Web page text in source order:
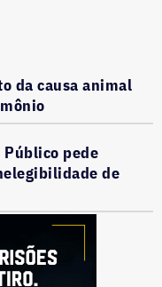
da causa animal
Público pede
de